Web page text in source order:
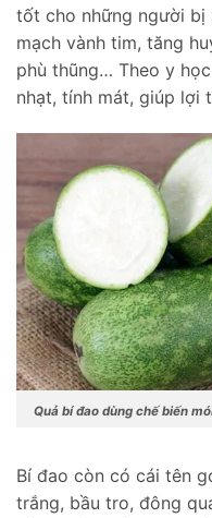
tốt cho những người bị
mạch vành tim, tăng
phù thũng… Theo y
nhạt, tính mát, giúp lợi
Quả bí đao dùng chế biến
Bí đao còn có cái tên
trắng, bầu tro, đông